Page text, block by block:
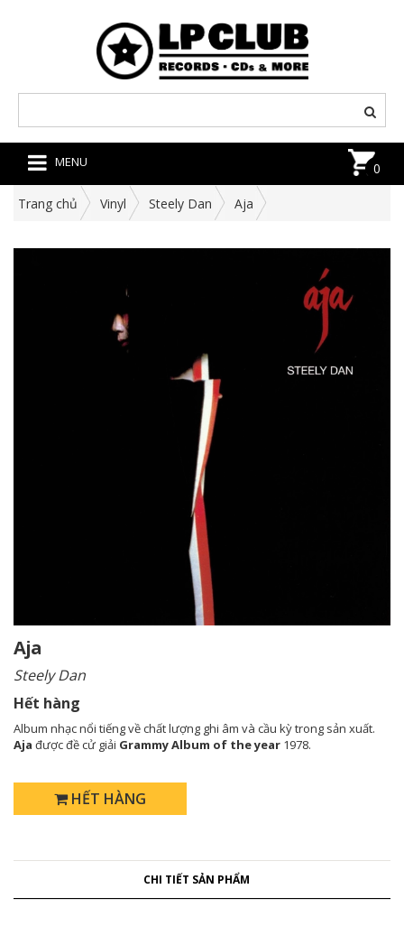
MENU 0
Trang chủ Vinyl Steely Dan Aja
Aja
Steely Dan
Hết hàng
Album nhạc nổi tiếng về chất lượng ghi âm và cầu kỳ trong sản xuất.
Aja được đề cử giải Grammy Album of the year 1978.
HẾT HÀNG
CHI TIẾT SẢN PHẨM